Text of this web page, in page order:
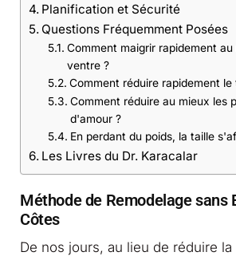
Planification et Sécurité
Questions Fréquemment Posées
Comment maigrir rapidement au
ventre ?
Comment réduire rapidement le
Comment réduire au mieux les
d'amour ?
En perdant du poids, la taille
Les Livres du Dr. Karacalar
Méthode de Remodelage sans
Côtes
De nos jours, au lieu de réduire